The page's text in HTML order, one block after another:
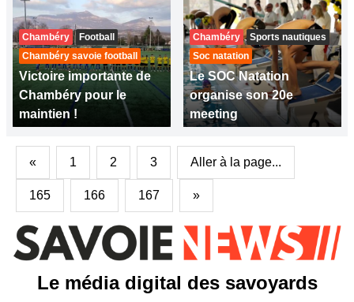
Chambéry
Football
Chambéry savoie football
Victoire importante de
Chambéry pour le
maintien !
Chambéry
Sports nautiques
Soc natation
Le SOC Natation
organise son 20e
meeting
« 1 2 3 Aller à la page...
165 166 167 »
Le média digital des savoyards